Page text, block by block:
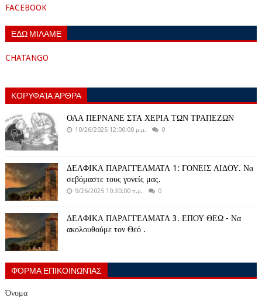
FACEBOOK
ΕΔΩ ΜΙΛΑΜΕ
CHATANGO
ΚΟΡΥΦΑΊΑ ΆΡΘΡΑ
ΟΛΑ ΠΕΡΝΑΝΕ ΣΤΑ ΧΕΡΙΑ ΤΩΝ ΤΡΑΠΕΖΩΝ
10/26/2025 12:00:00 μ.μ. 0
ΔΕΛΦΙΚΑ ΠΑΡΑΓΓΕΛΜΑΤΑ 1: ΓΟΝΕΙΣ ΑΙΔΟΥ. Να
σεβόμαστε τους γονείς μας.
9/26/2025 10:30:00 π.μ. 0
ΔΕΛΦΙΚΑ ΠΑΡΑΓΓΕΛΜΑΤΑ 3. ΕΠΟΥ ΘΕΩ - Να
ακολουθούμε τον Θεό .
ΦΌΡΜΑ ΕΠΙΚΟΙΝΩΝΊΑΣ
Όνομα